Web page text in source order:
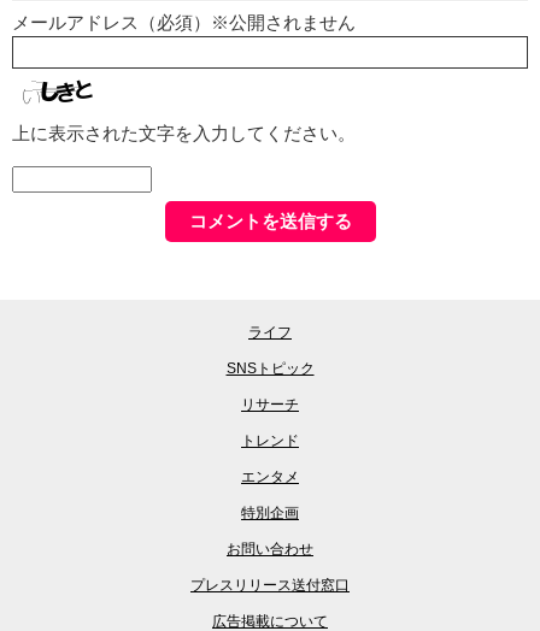
メールアドレス（必須）※公開されません
上に表示された文字を入力してください。
ライフ
SNSトピック
リサーチ
トレンド
エンタメ
特別企画
お問い合わせ
プレスリリース送付窓口
広告掲載について